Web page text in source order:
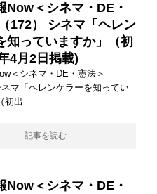
Now＜シネマ・DE・
172） シネマ「ヘレン
知っていますか」（初
4月2日掲載)
＜シネマ・DE・憲法＞
ネマ「ヘレンケラーを知ってい
初出
記事を読む
Now＜シネマ・DE・